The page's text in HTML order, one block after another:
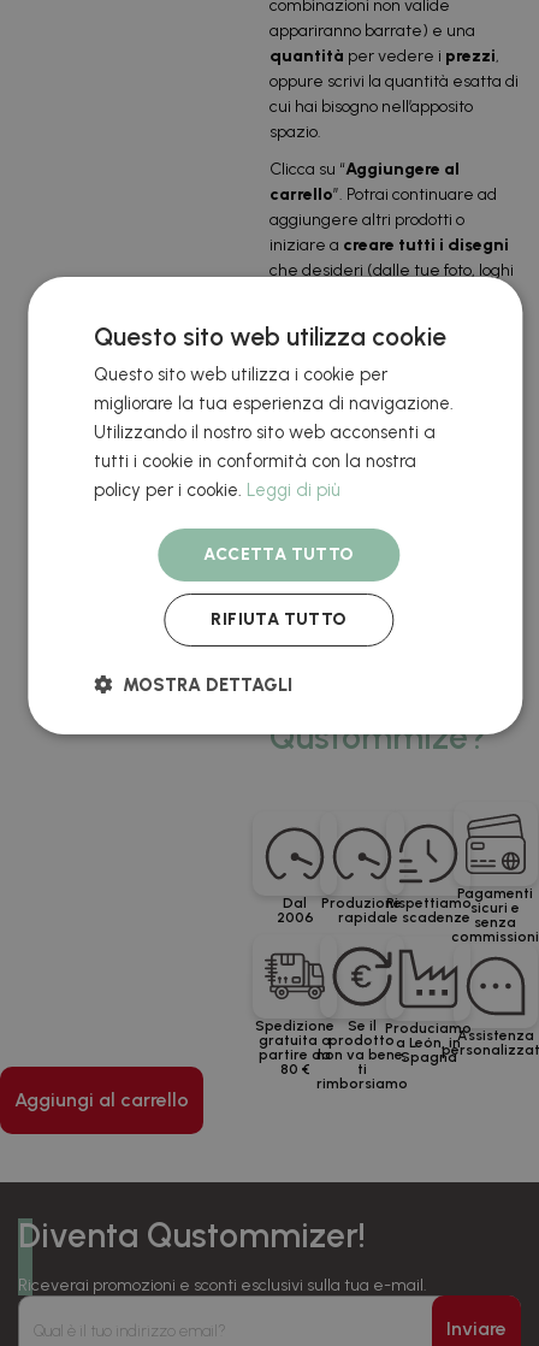
combinazioni non valide
appariranno barrate) e una
quantità per vedere i prezzi,
oppure scrivi la quantità esatta di
cui hai bisogno nell’apposito
spazio.
Clicca su “Aggiungere al
carrello”. Potrai continuare ad
aggiungere altri prodotti o
iniziare a creare tutti i disegni
che desideri (dalle tue foto, loghi
direttamente già pronti nei nostri
modelli utilizzando software
esterno.
Usa le tabelle dei prezzi come
orientamento, ma non
preoccuparti,
eliminare disegni
quantità per ciascuno
individualmente. Il prezzo
unitario viene ricalcolato in
tempo reale e sarà sempre
Perché
Qustommize?
Dal
2006
Produzione
rapida
Rispettiamo
le scadenze
Pagamenti
sicuri e
senza
commissioni
Spedizione
gratuita a
partire da
80 €
Se il
prodotto
non va bene,
ti
rimborsiamo
Produciamo
a León, in
Spagna
Assistenza
Aggiungi al carrello
Diventa Qustommizer!
Riceverai promozioni e sconti esclusivi sulla tua e-mail.
Inviare
Questo sito web utilizza cookie
Questo sito web utilizza i cookie per
migliorare la tua esperienza di navigazione.
Utilizzando il nostro sito web acconsenti a
tutti i cookie in conformità con la nostra
policy per i cookie. Leggi di più
ACCETTA TUTTO
RIFIUTA TUTTO
MOSTRA DETTAGLI